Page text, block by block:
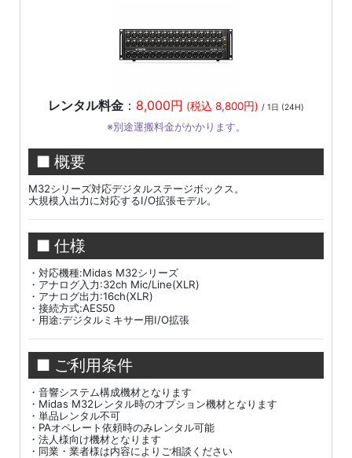
レンタル料金 ： 8,000円 (税込 8,800円) / 1日 (24H)
※別途運搬料金がかかります。
■ 概要
M32シリーズ対応デジタルステージボックス。
大規模入出力に対応するI/O拡張モデル。
■ 仕様
・対応機種:Midas M32シリーズ
・アナログ入力:32ch Mic/Line(XLR)
・アナログ出力:16ch(XLR)
・接続方式:AES50
・用途:デジタルミキサー用I/O拡張
■ ご利用条件
・音響システム構成機材となります
・Midas M32レンタル時のオプション機材となります
・単品レンタル不可
・PAオペレート依頼時のみレンタル可能
・法人様向け機材となります
・同業・業者様は内容によりご相談ください